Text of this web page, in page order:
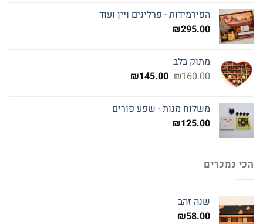
הפירמידות - פרלינים ויין ועוד
₪295.00
מתוק בלב
₪160.00
המחיר
₪160.00.
₪145.00
המחיר
₪145.00.
משלוח מנות - שפע פורים
₪125.00
הכי נמכרים
שנה זהב
₪58.00